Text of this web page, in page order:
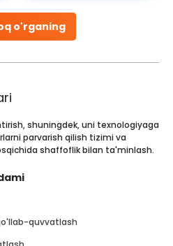
o'rganing
shuningdek, uni texnologiyaga
parvarish qilish tizimi va
shaffoflik bilan ta'minlash.
quvvatlash